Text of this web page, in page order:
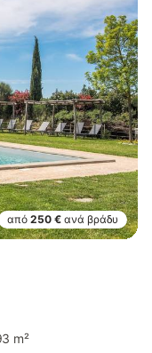
από 250 € ανά βράδυ
m²